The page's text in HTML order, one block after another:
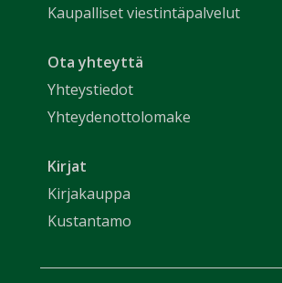
Kaupalliset viestintäpalvelut
Ota yhteyttä
Yhteystiedot
Yhteydenottolomake
Kirjat
Kirjakauppa
Kustantamo